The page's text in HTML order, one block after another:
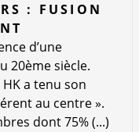
: FUSION
d’une
20ème siècle.
a tenu son
au centre ».
dont 75% (...)